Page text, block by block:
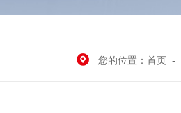
您的位置： 首页 -